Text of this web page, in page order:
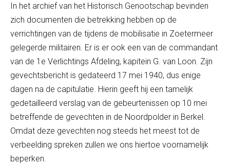
In het archief van het Historisch Genootschap bevinden
zich documenten die betrekking hebben op de
verrichtingen van de tijdens de mobilisatie in Zoetermeer
gelegerde militairen. Er is er ook een van de commandant
van de 1 e Verlichtings Afdeling, kapitein G. van Loon. Zijn
gevechtsbericht is gedateerd 17 mei 1940, dus enige
dagen na de capitulatie. Hierin geeft hij een tamelijk
gedetailleerd verslag van de gebeurtenissen op 10 mei
betreffende de gevechten in de Noordpolder in Berkel.
Omdat deze gevechten nog steeds het meest tot de
verbeelding spreken zullen we ons hiertoe voornamelijk
beperken.